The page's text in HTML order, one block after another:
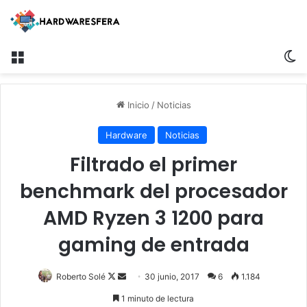
Inicio / Noticias
Hardware Noticias
Filtrado el primer
benchmark del procesador
AMD Ryzen 3 1200 para
gaming de entrada
Roberto Solé
F
o
30 junio, 2017 6 1.184
1 minuto de lectura